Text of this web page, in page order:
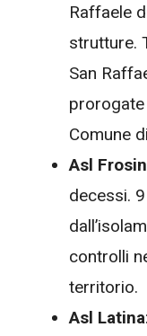
Raffaele
strutture.
San
Comune
Asl
decessi.
controlli
territorio.
Asl Latina: